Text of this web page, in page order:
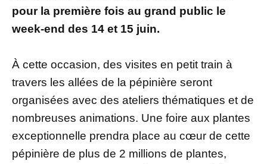
pour la première fois au grand public le
week-end des 14 et 15 juin.
À cette occasion, des visites en petit train à
travers les allées de la pépinière seront
organisées avec des ateliers thématiques et de
nombreuses animations. Une foire aux plantes
exceptionnelle prendra place au cœur de cette
pépinière de plus de 2 millions de plantes,